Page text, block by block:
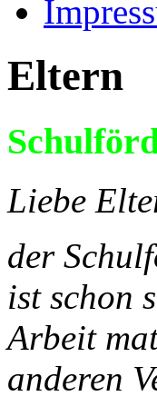
Eltern
Liebe
der
ist schon
Arbeit
anderen